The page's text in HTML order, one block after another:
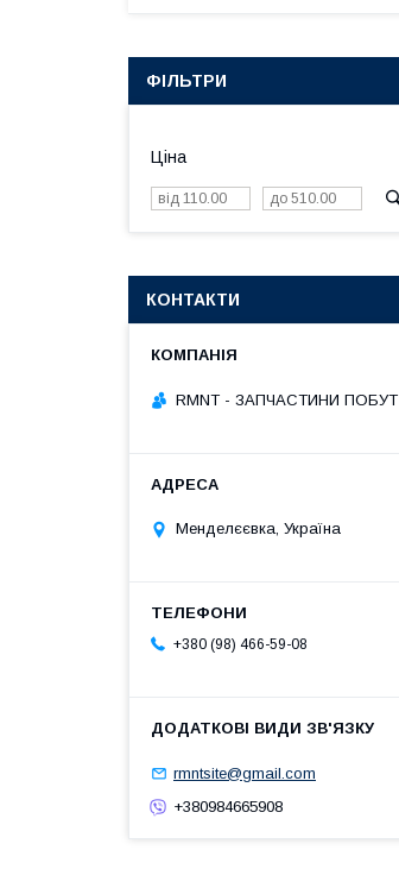
ФІЛЬТРИ
Ціна
КОНТАКТИ
RMNT - ЗАПЧАСТИНИ ПОБУТ
Менделєєвка, Україна
+380 (98) 466-59-08
rmntsite@gmail.com
+380984665908